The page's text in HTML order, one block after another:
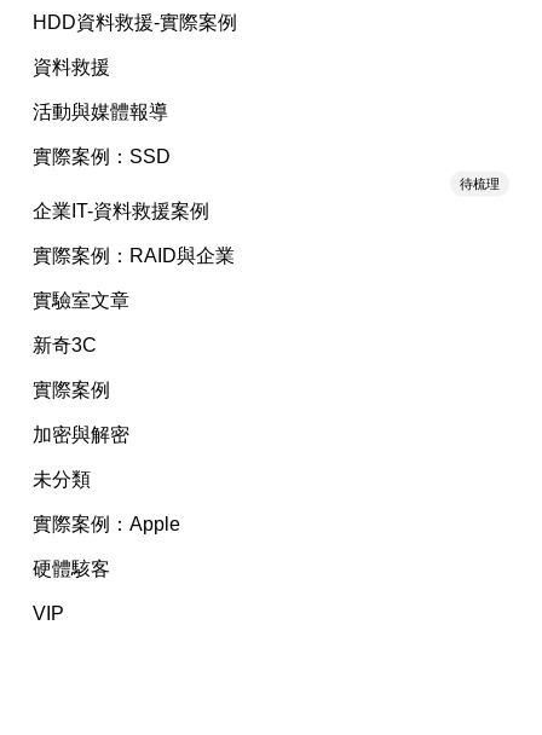
HDD資料救援-實際案例
資料救援
活動與媒體報導
實際案例：SSD
待梳理
企業IT-資料救援案例
實際案例：RAID與企業
實驗室文章
新奇3C
實際案例
加密與解密
未分類
實際案例：Apple
硬體駭客
VIP